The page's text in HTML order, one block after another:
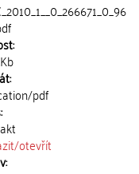
pdf
otevřít